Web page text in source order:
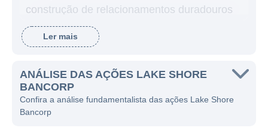
construção de relacionamentos duradouros
com clientes e comunidades, a Lake Shore
Bancorp busca fornecer soluções financeiras
necessidades de seus consumidores.
A atividade principal da Lake Shore Bancorp
está centrada em serviços bancários
Ler mais
ANÁLISE DAS AÇÕES LAKE SHORE
BANCORP
Confira a análise fundamentalista das ações Lake Shore
Bancorp